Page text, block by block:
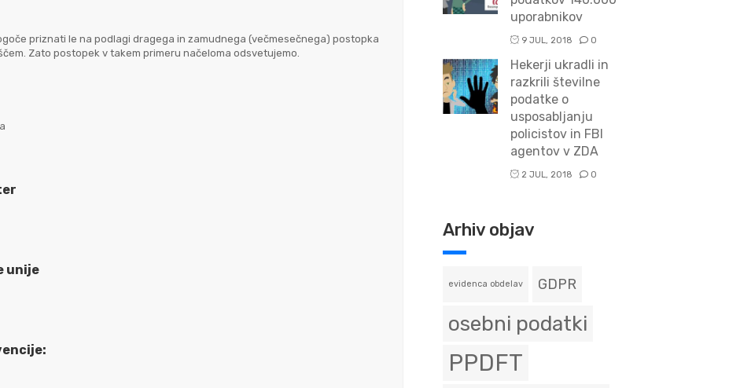
priznati le na podlagi dragega in zamudnega (večmesečnega) postopka
Zato postopek v takem primeru načeloma odsvetujemo.
unije
uporabnikov
9 JUL, 2018 0
Hekerji ukradli in
razkrili številne
podatke o
usposabljanju
policistov in FBI
agentov v ZDA
2 JUL, 2018 0
Arhiv objav
evidenca obdelav GDPR
osebni podatki
PPDFT